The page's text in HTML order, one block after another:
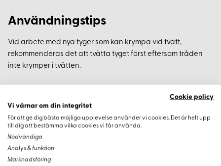
Användningstips
Vid arbete med nya tyger som kan krympa vid tvätt,
rekommenderas det att tvätta tyget först eftersom tråden
inte krymper i tvätten.
Varianter
Cookie policy
Vi värnar om din integritet
För att ge dig bästa möjliga upplevelse använder vi cookies. Det är helt upp
till dig att bestämma vilka cookies vi får använda.
Nödvändiga
Analys & funktion
Marknadsföring